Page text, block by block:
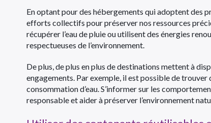
En optant pour des hébergements qui adoptent des
efforts collectifs pour préserver nos ressources
récupérer l’eau de pluie ou utilisent des énergies
respectueuses de l’environnement.
De plus, de plus en plus de destinations mettent à
engagements. Par exemple, il est possible de
consommation d’eau. S’informer sur les
responsable et aider à préserver l’environnement